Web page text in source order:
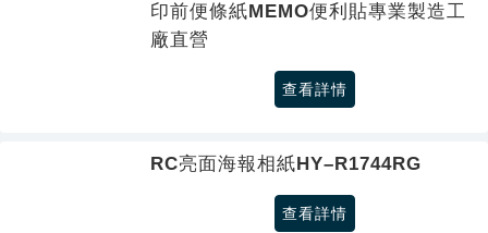
印前便條紙MEMO便利貼專業製造工
廠直營
查看詳情
RC亮面海報相紙HY–R1744RG
查看詳情